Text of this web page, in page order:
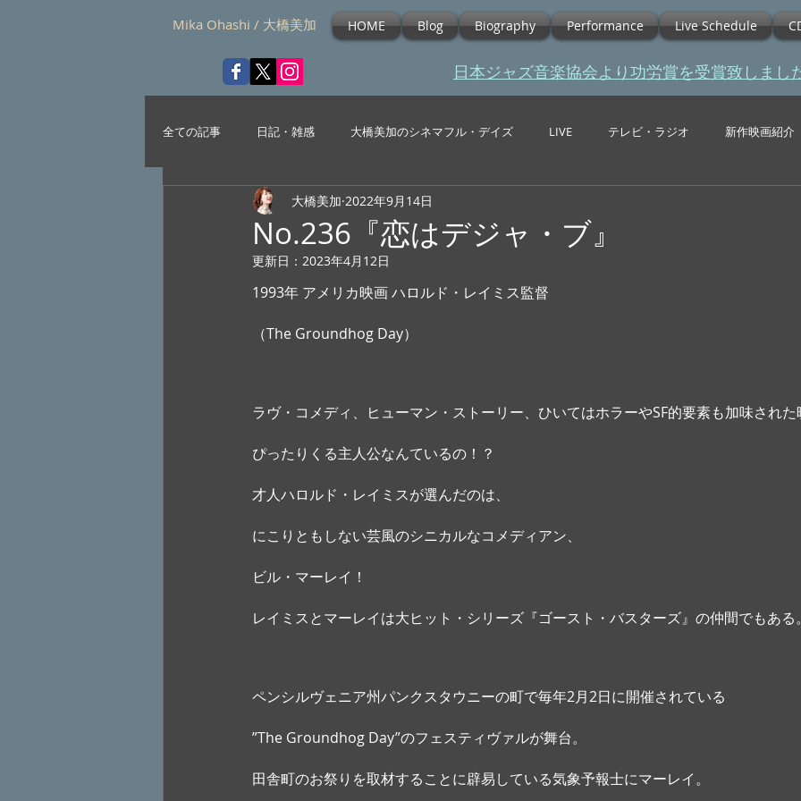
Mika Ohashi / 大橋美加 HOME Blog Biography Performance Live Schedule
日本ジャズ音楽協会より功労賞を受賞致しました
全ての記事 日記・雑感 大橋美加のシネマフル・デイズ LIVE テレビ・ラジオ 新作映画紹介
No.236『恋はデジャ・ブ』
大橋美加 2022年9月14日
更新日： 2023年4月12日
1993年 アメリカ映画 ハロルド・レイミス監督
（The Groundhog Day）
ラヴ・コメディ、ヒューマン・ストーリー、ひいてはホラーやSF的要素も加味された
ぴったりくる主人公なんているの！？
才人ハロルド・レイミスが選んだのは、
にこりともしない芸風のシニカルなコメディアン、
ビル・マーレイ！
レイミスとマーレイは大ヒット・シリーズ『ゴースト・バスターズ』の仲間でもある
ペンシルヴェニア州パンクスタウニーの町で毎年2月2日に開催されている
”The Groundhog Day”のフェスティヴァルが舞台。
田舎町のお祭りを取材することに辟易している気象予報士にマーレイ。